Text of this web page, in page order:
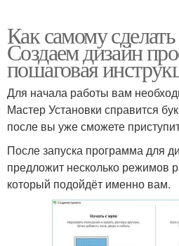
Как самому
Создаем дизайн
пошаговая
Для начала работы вам
Мастер Установки справится
после вы уже сможете
После запуска программа для
предложит несколько режимов
который подойдёт именно вам.